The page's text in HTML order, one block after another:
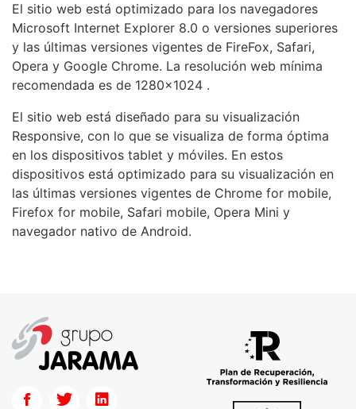
El sitio web está optimizado para los navegadores
Microsoft Internet Explorer 8.0 o versiones superiores
y las últimas versiones vigentes de FireFox, Safari,
Opera y Google Chrome. La resolución web mínima
recomendada es de 1280x1024 .
El sitio web está diseñado para su visualización
Responsive, con lo que se visualiza de forma óptima
en los dispositivos tablet y móviles. En estos
dispositivos está optimizado para su visualización en
las últimas versiones vigentes de Chrome for mobile,
Firefox for mobile, Safari mobile, Opera Mini y
navegador nativo de Android.